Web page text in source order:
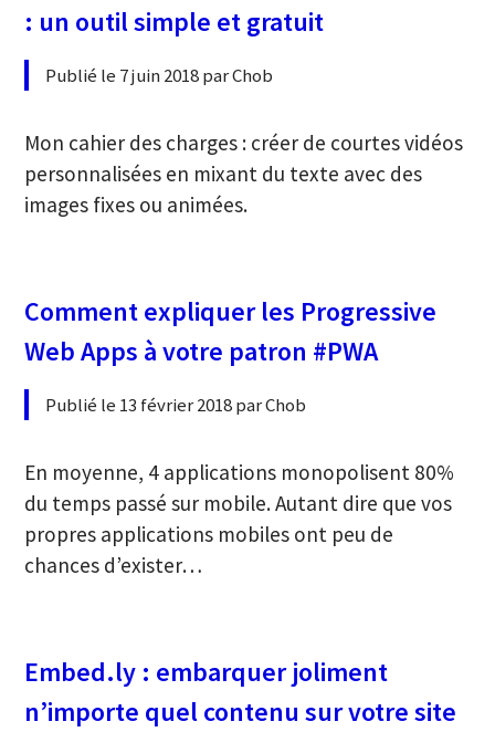
: un outil simple et gratuit
Publié le 7 juin 2018 par Chob
Mon cahier des charges : créer de courtes vidéos
personnalisées en mixant du texte avec des
images fixes ou animées.
Comment expliquer les Progressive
Web Apps à votre patron #PWA
Publié le 13 février 2018 par Chob
En moyenne, 4 applications monopolisent 80%
du temps passé sur mobile. Autant dire que vos
propres applications mobiles ont peu de
chances d’exister…
Embed.ly : embarquer joliment
n’importe quel contenu sur votre site